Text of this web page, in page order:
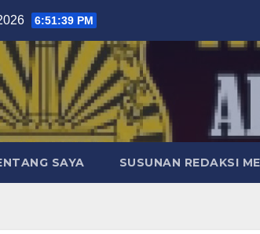
6:51:40 PM
SAYA SUSUNAN REDAKSI